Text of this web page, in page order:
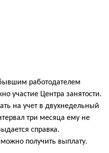
работодателем
участие Центра занятости.
на учет в двухнедельный
три месяца ему не
справка.
получить выплату.